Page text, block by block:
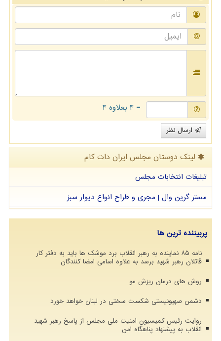
= ۴ بعلاوه ۴
ارسال نظر
لینک دوستان مجلس ایران دات كام
تبلیغات انتخابات مجلس
مستر گرین وال | مجری و طراح انواع دیوار سبز
پربیننده ترین ها
نامه ۸۵ نماینده به رهبر انقلاب برد موشک ها باید به دفتر کار
قاتلان رهبر شهید برسد به علاوه اسامی امضا کنندگان
روش های درمان ریزش مو
دشمن صهیونیستی شکست سختی در لبنان خواهد خورد
روایت رئیس کمیسیون امنیت ملی مجلس از پاسخ رهبر شهید
انقلاب به پیشنهاد پناهگاه امن